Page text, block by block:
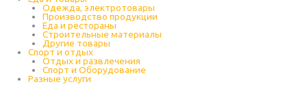
Одежда, электротовары
Производство продукции
Еда и рестораны
Строительные материалы
Другие товары
Спорт и отдых
Отдых и развлечения
Спорт и Оборудование
Разные услуги